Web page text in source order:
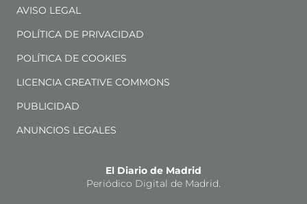
AVISO LEGAL
POLÍTICA DE PRIVACIDAD
POLÍTICA DE COOKIES
LICENCIA CREATIVE COMMONS
PUBLICIDAD
ANUNCIOS LEGALES
El Diario de Madrid
Periódico Digital de Madrid.